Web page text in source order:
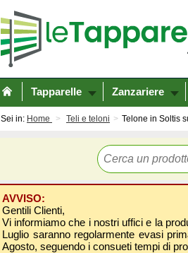
Tapparelle Zanzariere
Sei in: Home Teli e teloni Telone in Soltis
AVVISO:
Gentili Clienti,
Vi informiamo che i nostri uffici e la
Luglio saranno regolarmente evasi
Agosto, seguendo i consueti tempi di